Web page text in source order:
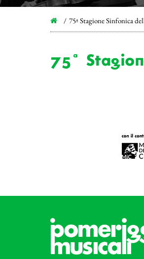
75ª Stagione Sinfonica
75ª